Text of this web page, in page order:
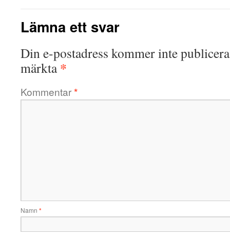
Lämna ett svar
Din e-postadress kommer inte
märkta*
Kommentar*
Namn *